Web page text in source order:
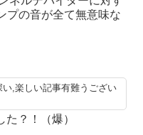
の音が全て無意味な
,楽しい記事有難うござい
？！（爆）